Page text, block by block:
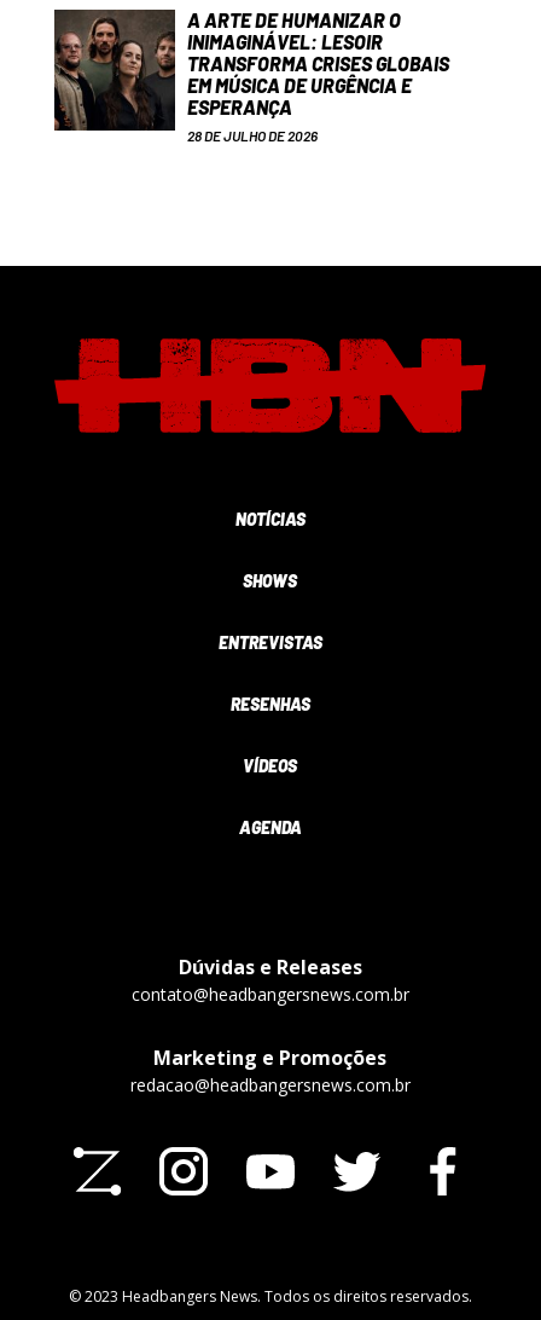
A ARTE DE HUMANIZAR O
INIMAGINÁVEL: LESOIR
TRANSFORMA CRISES GLOBAIS
EM MÚSICA DE URGÊNCIA E
ESPERANÇA
28 DE JULHO DE 2026
NOTÍCIAS
SHOWS
ENTREVISTAS
RESENHAS
VÍDEOS
AGENDA
Dúvidas e Releases
contato@headbangersnews.com.br
Marketing e Promoções
redacao@headbangersnews.com.br
© 2023 Headbangers News. Todos os direitos reservados.